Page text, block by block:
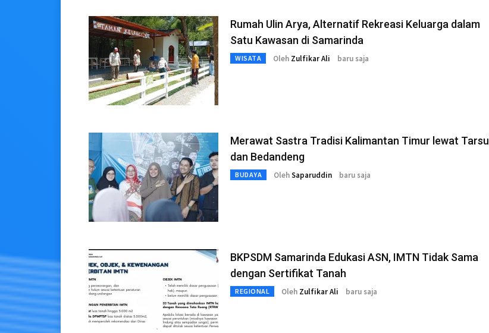
Rumah Ulin Arya, Alternatif Rekreasi Keluarga dalam
Satu Kawasan di Samarinda
WISATA Oleh Zulfikar Ali baru saja
Merawat Sastra Tradisi Kalimantan Timur lewat Tarsul
dan Bedandeng
BUDAYA OlehSaparuddin baru saja
BKPSDM Samarinda Edukasi ASN, IMTN Tidak Sama
dengan Sertifikat Tanah
REGIONAL Oleh Zulfikar Ali baru saja